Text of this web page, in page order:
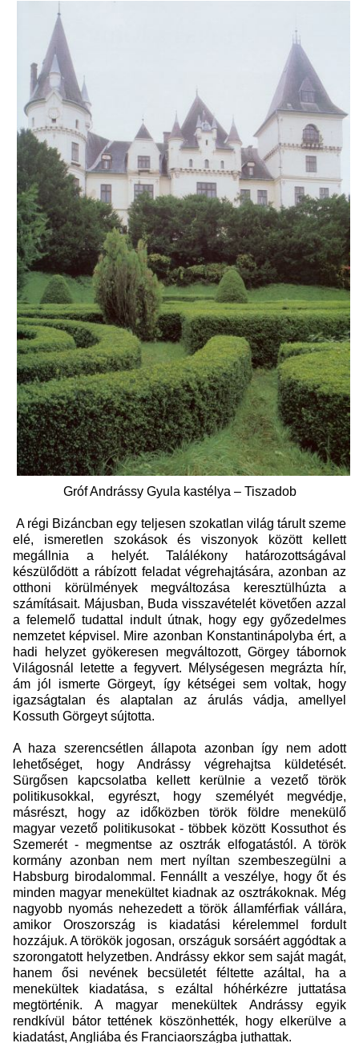
Gróf Andrássy Gyula kastélya – Tiszadob
A régi Bizáncban egy teljesen szokatlan világ tárult szeme
elé, ismeretlen szokások és viszonyok között kellett
megállnia a helyét. Találékony határozottságával
készülődött a rábízott feladat végrehajtására, azonban az
otthoni körülmények megváltozása keresztülhúzta a
számításait. Májusban, Buda visszavételét követően azzal
a felemelő tudattal indult útnak, hogy egy győzedelmes
nemzetet képvisel. Mire azonban Konstantinápolyba ért, a
hadi helyzet gyökeresen megváltozott, Görgey tábornok
Világosnál letette a fegyvert. Mélységesen megrázta hír,
ám jól ismerte Görgeyt, így kétségei sem voltak, hogy
igazságtalan és alaptalan az árulás vádja, amellyel
Kossuth Görgeyt sújtotta.
A haza szerencsétlen állapota azonban így nem adott
lehetőséget, hogy Andrássy végrehajtsa küldetését.
Sürgősen kapcsolatba kellett kerülnie a vezető török
politikusokkal, egyrészt, hogy személyét megvédje,
másrészt, hogy az időközben török földre menekülő
magyar vezető politikusokat - többek között Kossuthot és
Szemerét - megmentse az osztrák elfogatástól. A török
kormány azonban nem mert nyíltan szembeszegülni a
Habsburg birodalommal. Fennállt a veszélye, hogy őt és
minden magyar menekültet kiadnak az osztrákoknak. Még
nagyobb nyomás nehezedett a török államférfiak vállára,
amikor Oroszország is kiadatási kérelemmel fordult
hozzájuk. A törökök jogosan, országuk sorsáért aggódtak a
szorongatott helyzetben. Andrássy ekkor sem saját magát,
hanem ősi nevének becsületét féltette azáltal, ha a
menekültek kiadatása, s ezáltal hóhérkézre juttatása
megtörténik. A magyar menekültek Andrássy egyik
rendkívül bátor tettének köszönhették, hogy elkerülve a
kiadatást, Angliába és Franciaországba juthattak.